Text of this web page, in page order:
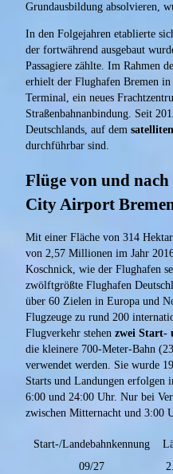
Grundausbildung absolvieren,
In den Folgejahren etablierte
der fortwährend ausgebaut
Passagiere zählte. Im Rahmen
erhielt der Flughafen Bremen in
Terminal, ein neues
Straßenbahnanbindung. Seit
Deutschlands, auf dem
durchführbar sind.
Flüge von und
City Airport
Mit einer Fläche von 314
von 2,57 Millionen im Jahr
Koschnick, wie der Flughafen
zwölftgrößte Flughafen
über 60 Zielen in Europa und
Flugzeuge zu rund 200
Flugverkehr stehen zwei Start-
die kleinere 700-Meter-Bahn
verwendet werden. Sie wurde
Starts und Landungen erfolgen
6:00 und 24:00 Uhr. Nur bei
zwischen Mitternacht und 3:00
Start-/Landebahnkennung
09/27